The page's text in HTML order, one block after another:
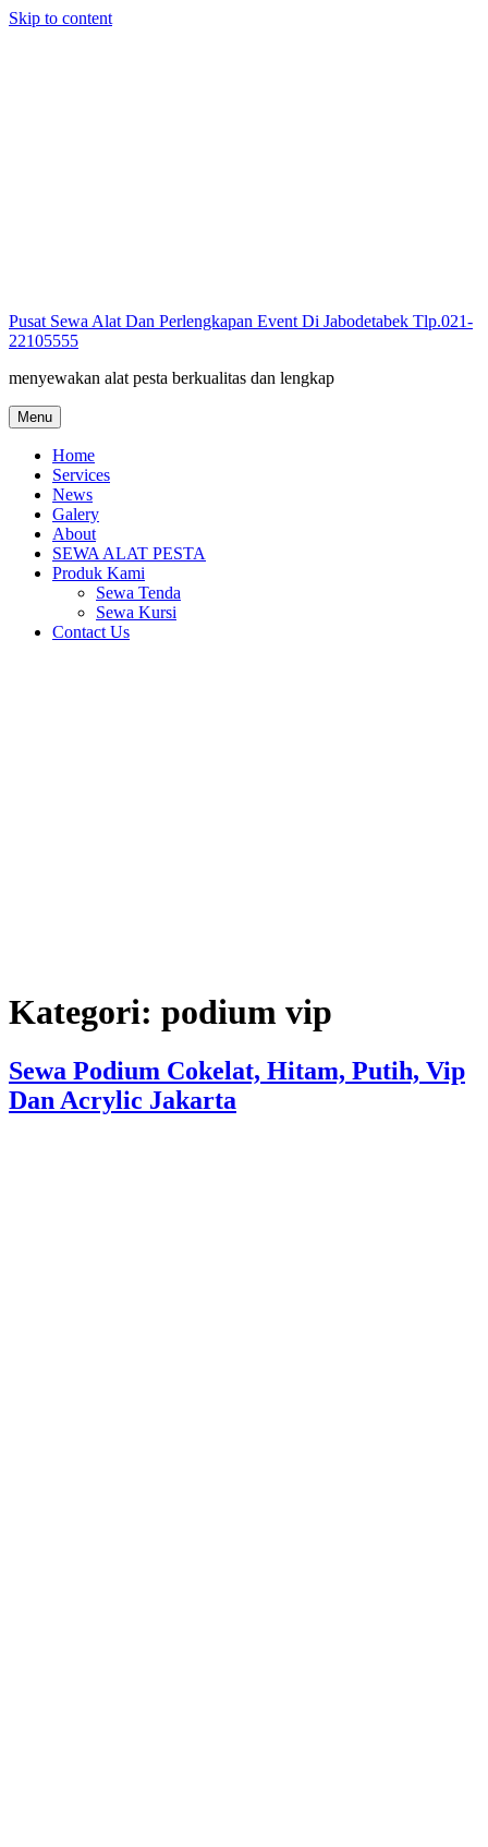
Skip to content
Pusat Sewa Alat Dan Perlengkapan Event Di Jabodetabek Tlp.021-
22105555
menyewakan alat pesta berkualitas dan lengkap
Menu
Home
Services
News
Galery
About
SEWA ALAT PESTA
Produk Kami
Sewa Tenda
Sewa Kursi
Contact Us
Kategori: podium vip
Sewa Podium Cokelat, Hitam, Putih, Vip
Dan Acrylic Jakarta